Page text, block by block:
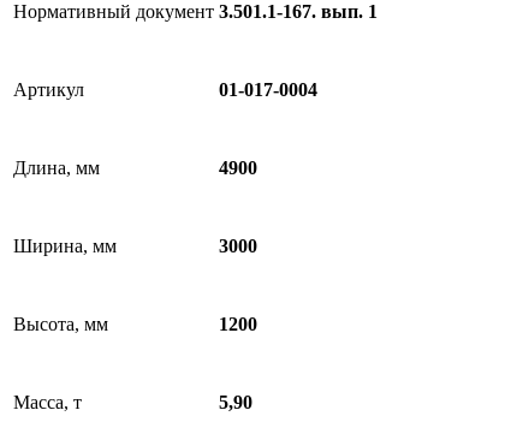
Нормативный документ 3.501.1-167. вып. 1
Артикул 01-017-0004
Длина, мм 4900
Ширина, мм 3000
Высота, мм 1200
Масса, т 5,90